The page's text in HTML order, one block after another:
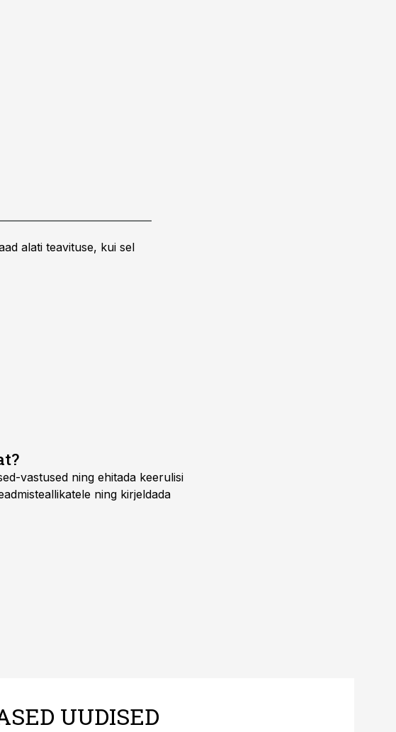
alati teavituse, kui sel
vastused ning ehitada keerulisi
ning kirjeldada
UUDISED